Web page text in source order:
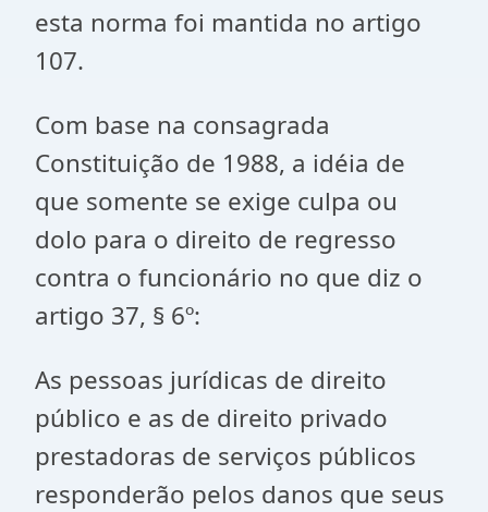
esta norma foi mantida no artigo
107.
Com base na consagrada
Constituição de 1988, a idéia de
que somente se exige culpa ou
dolo para o direito de regresso
contra o funcionário no que diz o
artigo 37, § 6º:
As pessoas jurídicas de direito
público e as de direito privado
prestadoras de serviços públicos
responderão pelos danos que seus